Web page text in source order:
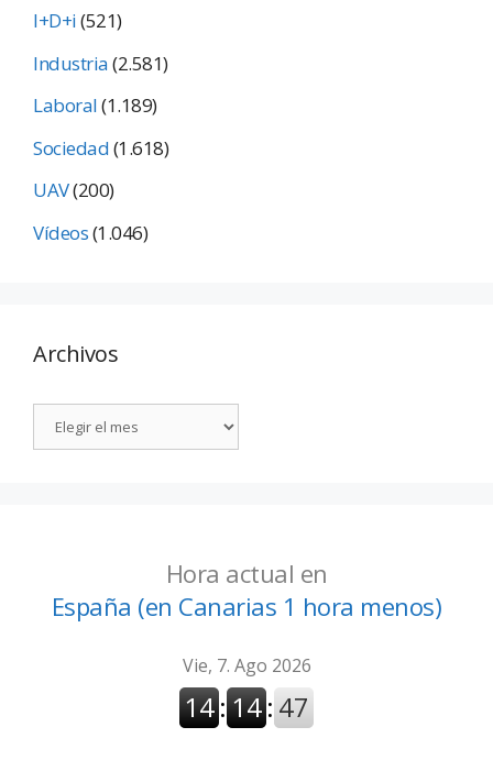
I+D+i(521)
Industria(2.581)
Laboral(1.189)
Sociedad(1.618)
UAV(200)
Vídeos(1.046)
Archivos
Hora actual en
España (en Canarias 1 hora menos)